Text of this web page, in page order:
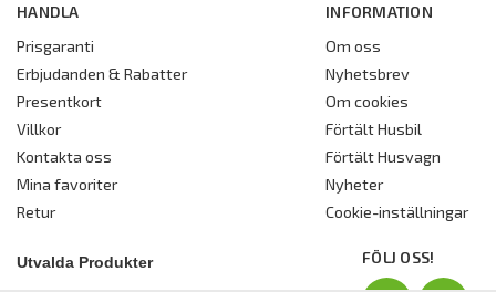
HANDLA
Prisgaranti
Erbjudanden & Rabatter
Presentkort
Villkor
Kontakta oss
Mina favoriter
Retur
INFORMATION
Om oss
Nyhetsbrev
Om cookies
Förtält Husbil
Förtält Husvagn
Nyheter
Cookie-inställningar
Utvalda Produkter FÖLJ OSS!